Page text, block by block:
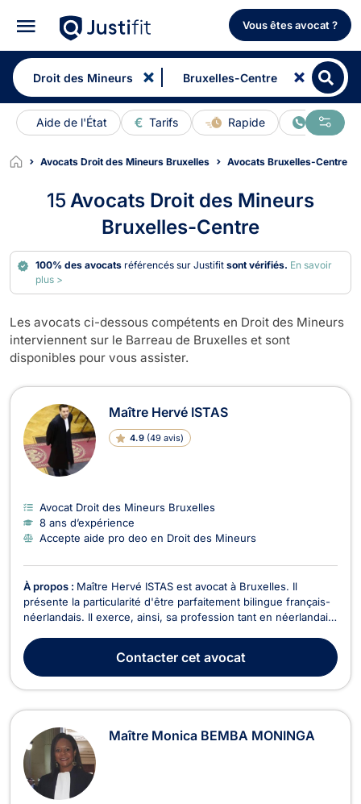
Vous êtes avocat ?
Aide de l'État Tarifs Rapide En ligne
Avocats Droit des Mineurs Bruxelles Avocats Bruxelles-Centre
15Avocats Droit des Mineurs
Bruxelles-Centre
100% des avocats référencés sur Justifitsont vérifiés. En savoir
plus >
Les avocats ci-dessous compétents en Droit des Mineurs
interviennent sur le Barreau de Bruxelles et sont
disponibles pour vous assister.
Avocats en Droit des Mineurs à
Maître Hervé ISTAS
4.9 (49 avis)
Avocat Droit des Mineurs Bruxelles
8 ans d’expérience
Accepte aide pro deo en Droit des Mineurs
À propos : Maître Hervé ISTAS est avocat à Bruxelles. Il
présente la particularité d'être parfaitement bilingue français-
néerlandais. Il exerce, ainsi, sa profession tant en néerlandais
devant des juridictions francophones que néerlandophones.
Maître ISTAS pratique principale...
Contactercet avocat
Maître Monica BEMBA MONINGA